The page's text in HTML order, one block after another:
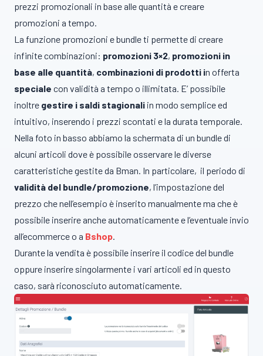
prezzi promozionali in base alle quantità e creare
promozioni a tempo.
La funzione promozioni e bundle ti permette di creare
infinite combinazioni: promozioni 3×2, promozioni in
base alle quantità, combinazioni di prodotti in offerta
speciale con validità a tempo o illimitata. E’ possibile
inoltre gestire i saldi stagionali in modo semplice ed
intuitivo, inserendo i prezzi scontati e la durata temporale.
Nella foto in basso abbiamo la schermata di un bundle di
alcuni articoli dove è possibile osservare le diverse
caratteristiche gestite da Bman. In particolare, il periodo di
validità del bundle/promozione, l’impostazione del
prezzo che nell’esempio è inserito manualmente ma che è
possibile inserire anche automaticamente e l’eventuale invio
all’ecommerce o a Bshop.
Durante la vendita è possibile inserire il codice del bundle
oppure inserire singolarmente i vari articoli ed in questo
caso, sarà riconosciuto automaticamente.